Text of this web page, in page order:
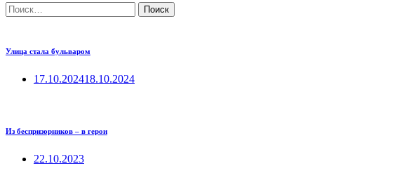
Найти:
Улица стала бульваром
17.10.202418.10.2024
Из беспризорников – в герои
22.10.2023